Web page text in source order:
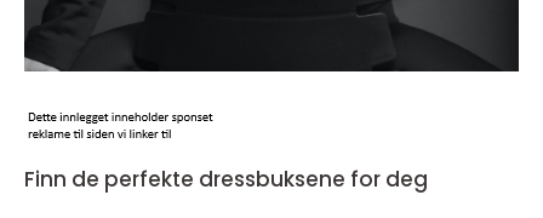
Finn de perfekte dressbuksene for deg